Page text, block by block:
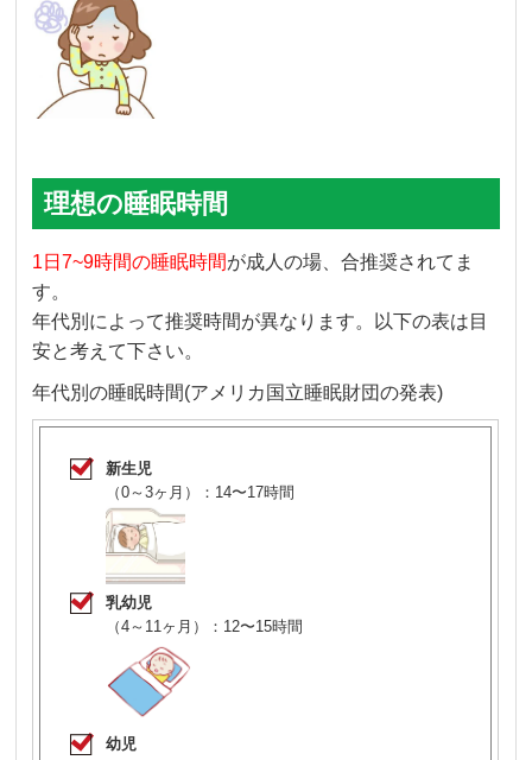
理想の睡眠時間
1日7~9時間の睡眠時間が成人の場、合推奨されてま
す。
年代別によって推奨時間が異なります。以下の表は目
安と考えて下さい。
年代別の睡眠時間(アメリカ国立睡眠財団の発表)
新生児
（0～3ヶ月）：14〜17時間
乳幼児
（4～11ヶ月）：12〜15時間
幼児